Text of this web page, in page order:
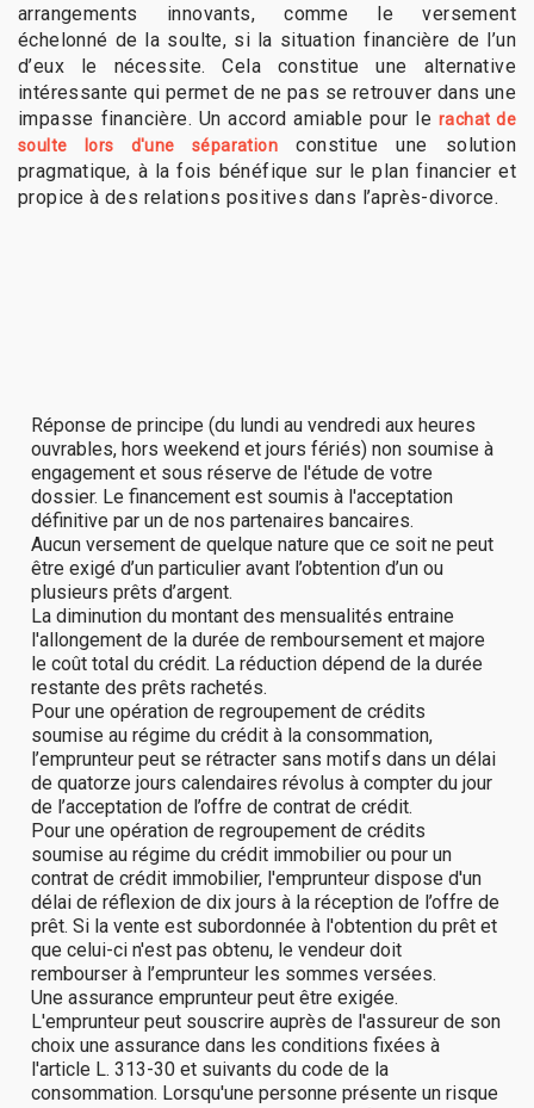
arrangements innovants, comme le versement
échelonné de la soulte, si la situation financière de l’un
d’eux le nécessite. Cela constitue une alternative
intéressante qui permet de ne pas se retrouver dans une
impasse financière. Un accord amiable pour lerachat de
soulte lors d'une séparation constitue une solution
pragmatique, à la fois bénéfique sur le plan financier et
propice à des relations positives dans l’après-divorce.